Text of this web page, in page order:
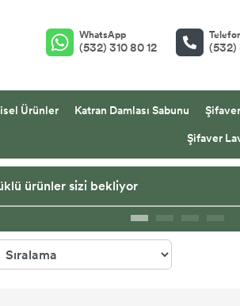
WhatsApp
(532) 310 80 12 (532)
Ürünler Katran Damlası Sabunu
Şifaver
ürünler sizi bekliyor